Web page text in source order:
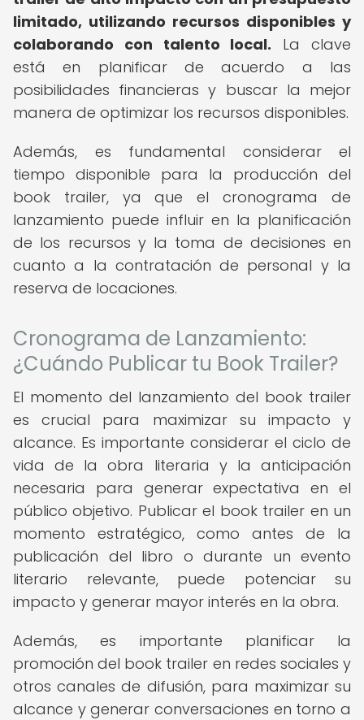
limitado, utilizando recursos disponibles y
colaborando con talento local. La clave
está en planificar de acuerdo a las
posibilidades financieras y buscar la mejor
manera de optimizar los recursos disponibles.
Además, es fundamental considerar el
tiempo disponible para la producción del
book trailer, ya que el cronograma de
lanzamiento puede influir en la planificación
de los recursos y la toma de decisiones en
cuanto a la contratación de personal y la
reserva de locaciones.
Cronograma de Lanzamiento:
¿Cuándo Publicar tu Book Trailer?
El momento del lanzamiento del book trailer
es crucial para maximizar su impacto y
alcance. Es importante considerar el ciclo de
vida de la obra literaria y la anticipación
necesaria para generar expectativa en el
público objetivo. Publicar el book trailer en un
momento estratégico, como antes de la
publicación del libro o durante un evento
literario relevante, puede potenciar su
impacto y generar mayor interés en la obra.
Además, es importante planificar la
promoción del book trailer en redes sociales y
otros canales de difusión, para maximizar su
alcance y generar conversaciones en torno a